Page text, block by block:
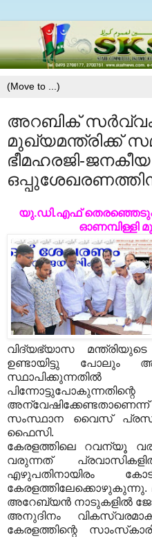
അറബിക്
മുഖ്യമന്ത്രിക്ക്
ഭീമഹരജി-ജനകീയ
യു.ഡി.എഫ് തെരഞ്ഞെടുപ്പ്
ഓണമ്പിള്ളി
വിദ്യഭ്യാസ
ഉണ്ടായിട്ടു പോലും
സംസ്ഥാന വൈസ്
ഫൈസി.
കേരളത്തിലെ റവന്യൂ
വരുന്നത്
എഴുപതിനായിരം
കേരളത്തിലേക്കൊഴുകുന്നു.
അറേബ്യന്‍ നാടുകളില്‍
അനുദിനം
കേരളത്തിന്റെ